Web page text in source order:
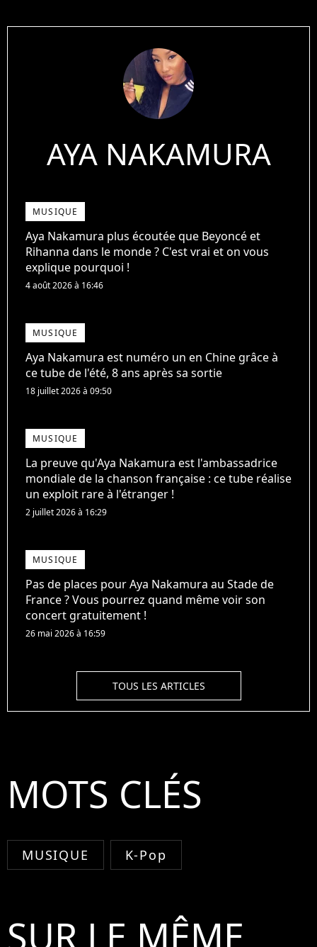
AYA NAKAMURA
MUSIQUE
Aya Nakamura plus écoutée que Beyoncé et
Rihanna dans le monde ? C'est vrai et on vous
explique pourquoi !
4 août 2026 à 16:46
MUSIQUE
Aya Nakamura est numéro un en Chine grâce à
ce tube de l'été, 8 ans après sa sortie
18 juillet 2026 à 09:50
MUSIQUE
La preuve qu'Aya Nakamura est l'ambassadrice
mondiale de la chanson française : ce tube réalise
un exploit rare à l'étranger !
2 juillet 2026 à 16:29
MUSIQUE
Pas de places pour Aya Nakamura au Stade de
France ? Vous pourrez quand même voir son
concert gratuitement !
26 mai 2026 à 16:59
TOUS LES ARTICLES
MOTS CLÉS
MUSIQUE K-Pop
SUR LE MÊME